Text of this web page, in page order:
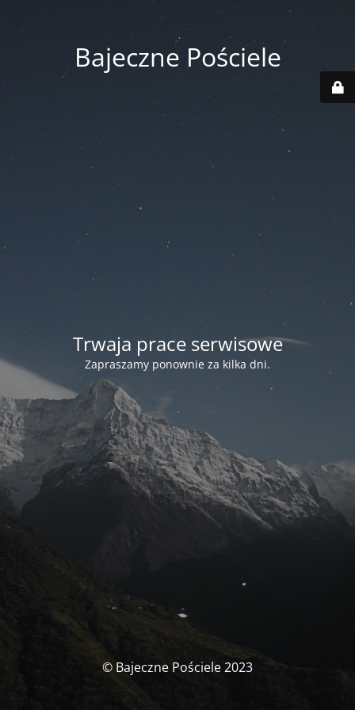
Bajeczne Pościele
Trwaja prace serwisowe
Zapraszamy ponownie za kilka dni.
© Bajeczne Pościele 2023